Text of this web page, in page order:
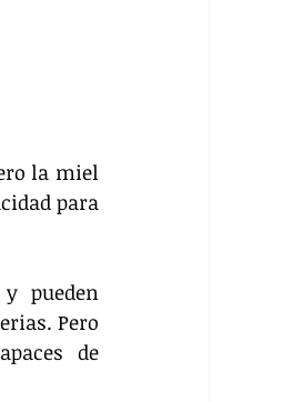
la miel
para
pueden
Pero
de